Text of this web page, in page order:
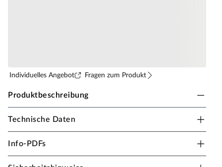
Individuelles Angebot Fragen zum Produkt
Produktbeschreibung
Sicherheitshinweise
Saunafässer, Kotas, Infrarotkabinen, Saunaöfen etc.)
Technische Daten
Info-PDFs